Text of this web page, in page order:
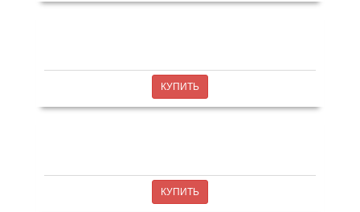
КУПИТЬ
КУПИТЬ